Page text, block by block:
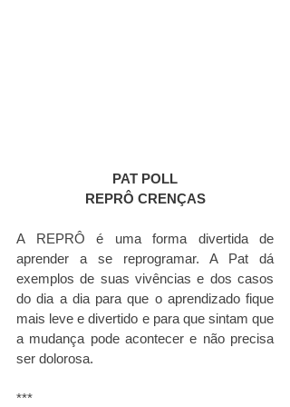
PAT POLL
REPRÔ CRENÇAS
A REPRÔ é uma forma divertida de
aprender a se reprogramar. A Pat dá
exemplos de suas vivências e dos casos
do dia a dia para que o aprendizado fique
mais leve e divertido e para que sintam que
a mudança pode acontecer e não precisa
ser dolorosa.
***